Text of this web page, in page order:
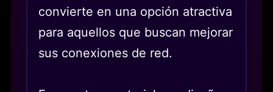
convierte en una opción atractiva
para aquellos que buscan mejorar
sus conexiones de red.